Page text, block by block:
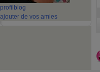
profil blog
ajouter de vos amies